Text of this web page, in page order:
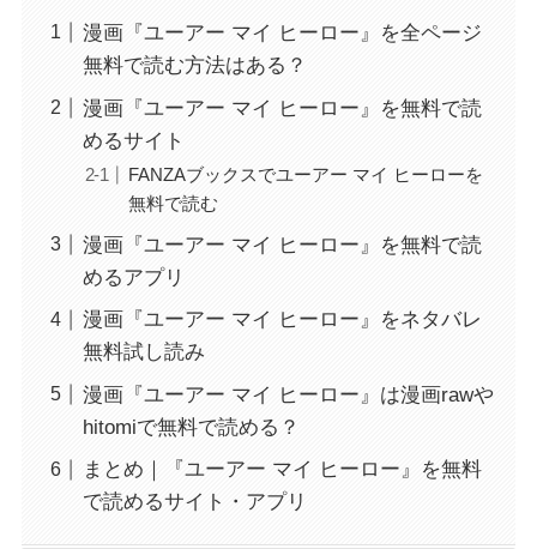
漫画『ユーアー マイ ヒーロー』を全ページ
無料で読む方法はある？
漫画『ユーアー マイ ヒーロー』を無料で読
めるサイト
FANZAブックスでユーアー マイ ヒーローを
無料で読む
漫画『ユーアー マイ ヒーロー』を無料で読
めるアプリ
漫画『ユーアー マイ ヒーロー』をネタバレ
無料試し読み
漫画『ユーアー マイ ヒーロー』は漫画rawや
hitomiで無料で読める？
まとめ｜『ユーアー マイ ヒーロー』を無料
で読めるサイト・アプリ